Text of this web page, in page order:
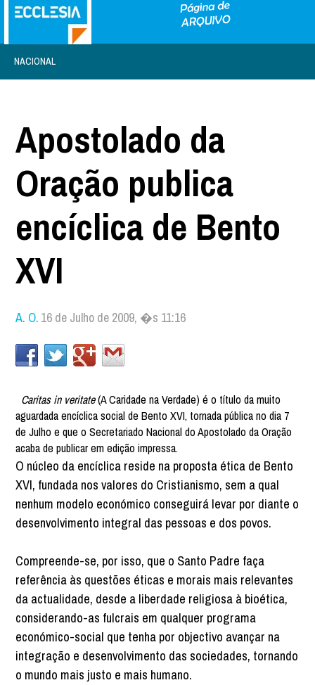
NACIONAL
Apostolado da
Oração publica
encíclica de Bento
XVI
A. O. 16 de Julho de 2009, �s 11:16
Caritas in veritate(A Caridade na Verdade) é o título da muito
aguardada encíclica social de Bento XVI, tornada pública no dia 7
de Julho e que o Secretariado Nacional do Apostolado da Oração
acaba de publicar em edição impressa.
O núcleo da encíclica reside na proposta ética de Bento
XVI, fundada nos valores do Cristianismo, sem a qual
nenhum modelo económico conseguirá levar por diante o
desenvolvimento integral das pessoas e dos povos.
Compreende-se, por isso, que o Santo Padre faça
referência às questões éticas e morais mais relevantes
da actualidade, desde a liberdade religiosa à bioética,
considerando-as fulcrais em qualquer programa
económico-social que tenha por objectivo avançar na
integração e desenvolvimento das sociedades, tornando
o mundo mais justo e mais humano.